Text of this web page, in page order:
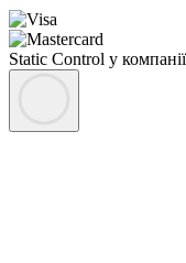
Static Control у